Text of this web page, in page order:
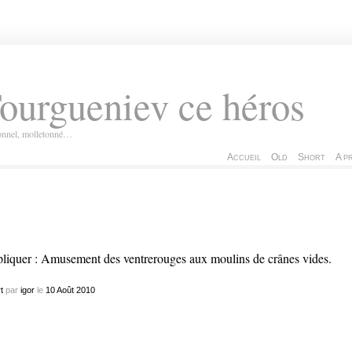
ce héros
molletonné…
Accueil Old Short A
: Amusement des ventrerouges aux moulins de crânes vides.
par igorle 10 Août 2010